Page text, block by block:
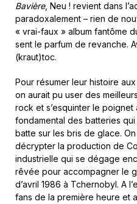
Bavière, Neu ! revient dans
paradoxalement – rien de
« vrai-faux » album fantôme
sent le parfum de revanche.
(kraut)toc.
Pour résumer leur histoire
on aurait pu user des
rock et s’esquinter le poignet
fondamental des batteries
batte sur les bris de glace.
décrypter la production de
industrielle qui se dégage
rêvée pour accompagner le
d’avril 1986 à Tchernobyl. A
fans de la première heure et